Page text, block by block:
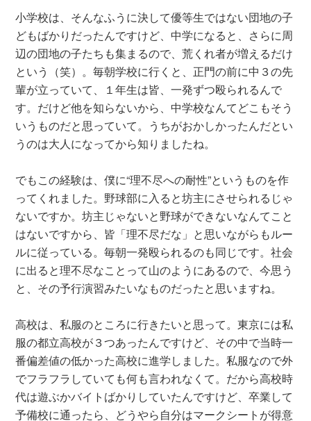
小学校は、そんなふうに決して優等生ではない団地の子
どもばかりだったんですけど、中学になると、さらに周
辺の団地の子たちも集まるので、荒くれ者が増えるだけ
という（笑）。毎朝学校に行くと、正門の前に中３の先
輩が立っていて、１年生は皆、一発ずつ殴られるんで
す。だけど他を知らないから、中学校なんてどこもそう
いうものだと思っていて。うちがおかしかったんだとい
うのは大人になってから知りましたね。
でもこの経験は、僕に“理不尽への耐性”というものを作
ってくれました。野球部に入ると坊主にさせられるじゃ
ないですか。坊主じゃないと野球ができないなんてこと
はないですから、皆「理不尽だな」と思いながらもルー
ルに従っている。毎朝一発殴られるのも同じです。社会
に出ると理不尽なことって山のようにあるので、今思う
と、その予行演習みたいなものだったと思いますね。
高校は、私服のところに行きたいと思って。東京には私
服の都立高校が３つあったんですけど、その中で当時一
番偏差値の低かった高校に進学しました。私服なので外
でフラフラしていても何も言われなくて。だから高校時
代は遊ぶかバイトばかりしていたんですけど、卒業して
予備校に通ったら、どうやら自分はマークシートが得意